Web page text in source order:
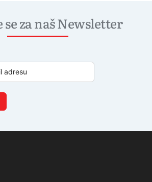
za naš Newsletter